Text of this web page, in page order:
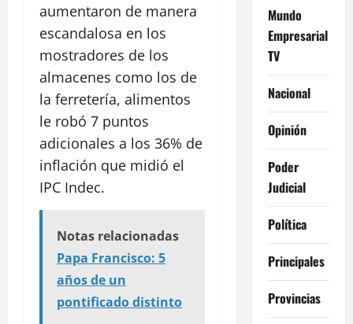
aumentaron de manera
escandalosa en los
mostradores de los
almacenes como los de
la ferretería, alimentos
le robó 7 puntos
adicionales a los 36% de
inflación que midió el
IPC Indec.
Notas relacionadas
Papa Francisco: 5
años de un
pontificado distinto
Mundo
Empresarial
TV
Nacional
Opinión
Poder
Judicial
Política
Principales
Provincias